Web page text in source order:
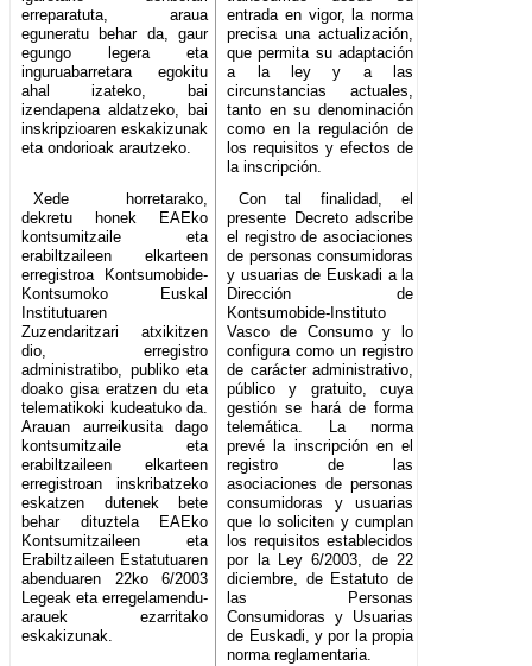
erreparatuta, araua
eguneratu behar da, gaur
egungo legera eta
inguruabarretara egokitu
ahal izateko, bai
izendapena aldatzeko, bai
inskripzioaren eskakizunak
eta ondorioak arautzeko.
entrada en vigor, la norma
precisa una actualización,
que permita su adaptación
a la ley y a las
circunstancias actuales,
tanto en su denominación
como en la regulación de
los requisitos y efectos de
la inscripción.
Xede horretarako,
dekretu honek EAEko
kontsumitzaile eta
erabiltzaileen elkarteen
erregistroa Kontsumobide-
Kontsumoko Euskal
Institutuaren
Zuzendaritzari atxikitzen
dio, erregistro
administratibo, publiko eta
doako gisa eratzen du eta
telematikoki kudeatuko da.
Arauan aurreikusita dago
kontsumitzaile eta
erabiltzaileen elkarteen
erregistroan inskribatzeko
eskatzen dutenek bete
behar dituztela EAEko
Kontsumitzaileen eta
Erabiltzaileen Estatutuaren
abenduaren 22ko 6/2003
Legeak eta erregelamendu-
arauek ezarritako
eskakizunak.
Con tal finalidad, el
presente Decreto adscribe
el registro de asociaciones
de personas consumidoras
y usuarias de Euskadi a la
Dirección de
Kontsumobide-Instituto
Vasco de Consumo y lo
configura como un registro
de carácter administrativo,
público y gratuito, cuya
gestión se hará de forma
telemática. La norma
prevé la inscripción en el
registro de las
asociaciones de personas
consumidoras y usuarias
que lo soliciten y cumplan
los requisitos establecidos
por la Ley 6/2003, de 22
diciembre, de Estatuto de
las Personas
Consumidoras y Usuarias
de Euskadi, y por la propia
norma reglamentaria.